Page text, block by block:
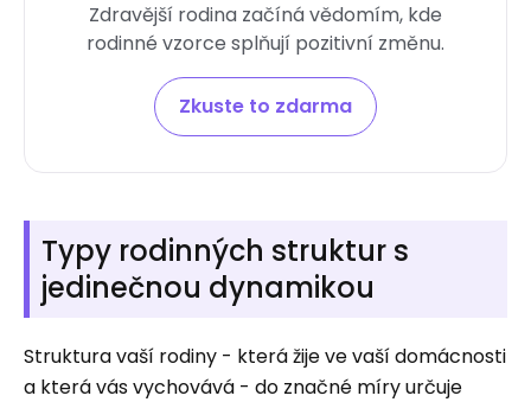
Zdravější rodina začíná vědomím, kde
rodinné vzorce splňují pozitivní změnu.
Zkuste to zdarma
Typy rodinných struktur s
jedinečnou dynamikou
Struktura vaší rodiny - která žije ve vaší domácnosti
a která vás vychovává - do značné míry určuje